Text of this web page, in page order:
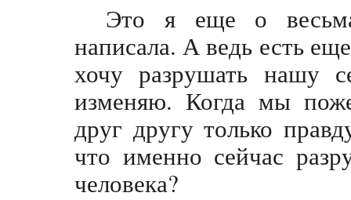
Это я еще о
написала. А ведь есть
хочу разрушать нашу
изменяю. Когда мы
друг другу только
что именно сейчас
человека?